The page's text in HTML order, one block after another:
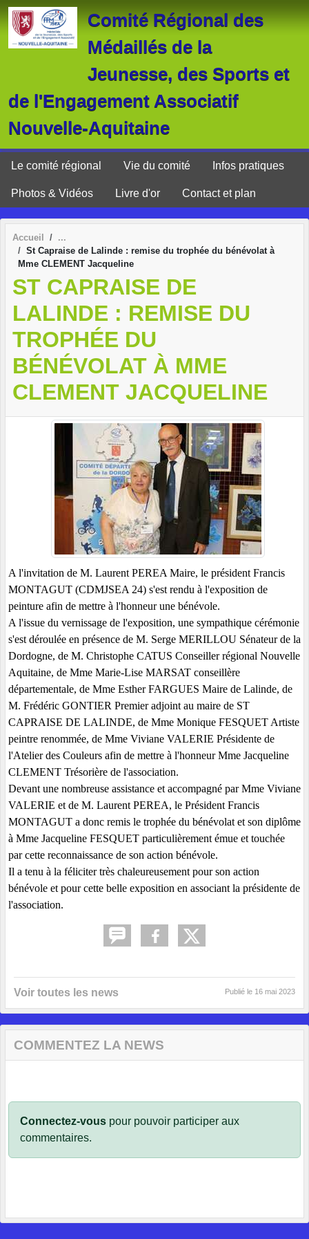
Comité Régional des
Médaillés de la
Jeunesse, des Sports et
de l'Engagement Associatif
Nouvelle-Aquitaine
Le comité régional Vie du comité Infos pratiques
Photos & Vidéos Livre d'or Contact et plan
Accueil
St Capraise de Lalinde : remise du trophée du bénévolat à
Mme CLEMENT Jacqueline
ST CAPRAISE DE
LALINDE : REMISE DU
TROPHÉE DU
BÉNÉVOLAT À MME
CLEMENT JACQUELINE
A l'invitation de M. Laurent PEREA Maire, le président Francis
MONTAGUT (CDMJSEA 24) s'est rendu à l'exposition de
peinture afin de mettre à l'honneur une bénévole.
A l'issue du vernissage de l'exposition, une sympathique cérémonie
s'est déroulée en présence de M. Serge MERILLOU Sénateur de la
Dordogne, de M. Christophe CATUS Conseiller régional Nouvelle
Aquitaine, de Mme Marie-Lise MARSAT conseillère
départementale, de Mme Esther FARGUES Maire de Lalinde, de
M. Frédéric GONTIER Premier adjoint au maire de ST
CAPRAISE DE LALINDE, de Mme Monique FESQUET Artiste
peintre renommée, de Mme Viviane VALERIE Présidente de
l'Atelier des Couleurs afin de mettre à l'honneur Mme Jacqueline
CLEMENT Trésorière de l'association.
Devant une nombreuse assistance et accompagné par Mme Viviane
VALERIE et de M. Laurent PEREA, le Président Francis
MONTAGUT a donc remis le trophée du bénévolat et son diplôme
à Mme Jacqueline FESQUET particulièrement émue et touchée
par cette reconnaissance de son action bénévole.
Il a tenu à la féliciter très chaleureusement pour son action
bénévole et pour cette belle exposition en associant la présidente de
l'association.
Voir toutes les news Publié le 16 mai 2023
COMMENTEZ LA NEWS
Connectez-vous pour pouvoir participer aux
commentaires.
Panneau de gestion des cookies